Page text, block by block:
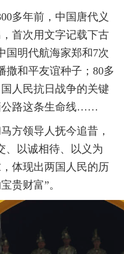
年前，中国唐代义
首次用文字记载下古
国明代航海家郑和7次
撒和平友谊种子；80多
人民抗日战争的关键
公路这条生命线……
领导人抚今追昔，
、以诚相待、以义为
体现出两国人民的历
贵财富”。